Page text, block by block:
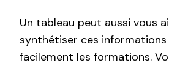
Un tableau peut aussi vous
synthétiser ces
facilement les formations.